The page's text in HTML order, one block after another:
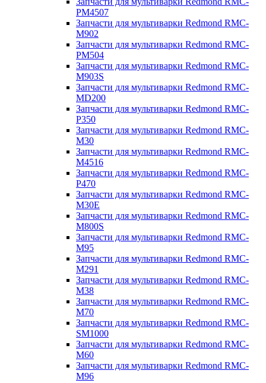
PM4507
Запчасти для мультиварки Redmond RMC-
M902
Запчасти для мультиварки Redmond RMC-
PM504
Запчасти для мультиварки Redmond RMC-
M903S
Запчасти для мультиварки Redmond RMC-
MD200
Запчасти для мультиварки Redmond RMC-
P350
Запчасти для мультиварки Redmond RMC-
M30
Запчасти для мультиварки Redmond RMC-
M4516
Запчасти для мультиварки Redmond RMC-
P470
Запчасти для мультиварки Redmond RMC-
M30E
Запчасти для мультиварки Redmond RMC-
M800S
Запчасти для мультиварки Redmond RMC-
M95
Запчасти для мультиварки Redmond RMC-
M291
Запчасти для мультиварки Redmond RMC-
M38
Запчасти для мультиварки Redmond RMC-
M70
Запчасти для мультиварки Redmond RMC-
SM1000
Запчасти для мультиварки Redmond RMC-
M60
Запчасти для мультиварки Redmond RMC-
M96